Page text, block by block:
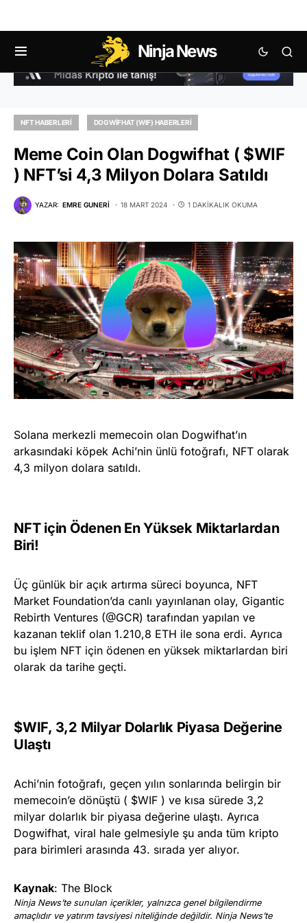
Ninja News
NFT HABERLERI DOGWIFHAT (WIF) HABERLERI
Meme Coin Olan Dogwifhat ( $WIF
) NFT’si 4,3 Milyon Dolara Satıldı
YAZAR: EMRE GUNERI 18 MART 2024 1 DAKIKALIK OKUMA
Solana merkezli memecoin olan Dogwifhat’ın
arkasındaki köpek Achi’nin ünlü fotoğrafı, NFT olarak
4,3 milyon dolara satıldı.
NFT için Ödenen En Yüksek Miktarlardan
Biri!
Üç günlük bir açık artırma süreci boyunca, NFT
Market Foundation’da canlı yayınlanan olay, Gigantic
Rebirth Ventures (@GCR) tarafından yapılan ve
kazanan teklif olan 1.210,8 ETH ile sona erdi. Ayrıca
bu işlem NFT için ödenen en yüksek miktarlardan biri
olarak da tarihe geçti.
$WIF, 3,2 Milyar Dolarlık Piyasa Değerine
Ulaştı
Achi’nin fotoğrafı, geçen yılın sonlarında belirgin bir
memecoin’e dönüştü ( $WIF ) ve kısa sürede 3,2
milyar dolarlık bir piyasa değerine ulaştı. Ayrıca
Dogwifhat, viral hale gelmesiyle şu anda tüm kripto
para birimleri arasında 43. sırada yer alıyor.
Kaynak: The Block
Ninja News’te sunulan içerikler, yalnızca genel bilgilendirme
amaçlıdır ve yatırım tavsiyesi niteliğinde değildir. Ninja News’te